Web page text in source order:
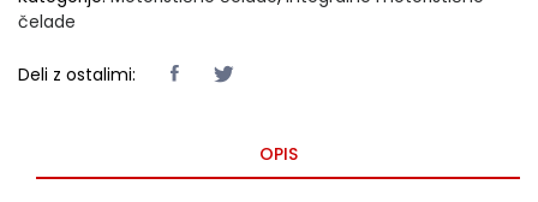
čelade
Deli z ostalimi:
OPIS